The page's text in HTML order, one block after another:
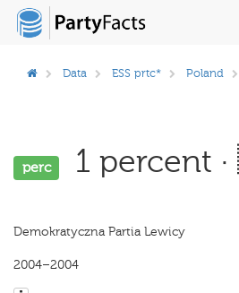
Data ESS prtc* Poland
perc 1 percent
Demokratyczna Partia Lewicy
2004–2004